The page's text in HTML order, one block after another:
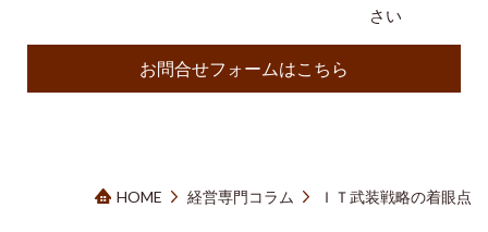
さい
お問合せフォームはこちら
HOME 経営専門コラム ＩＴ武装戦略の着眼点